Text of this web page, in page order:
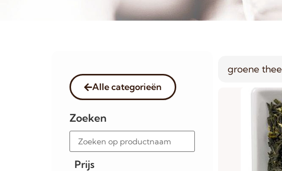
Alle categorieën
Zoeken
Prijs
groene thee